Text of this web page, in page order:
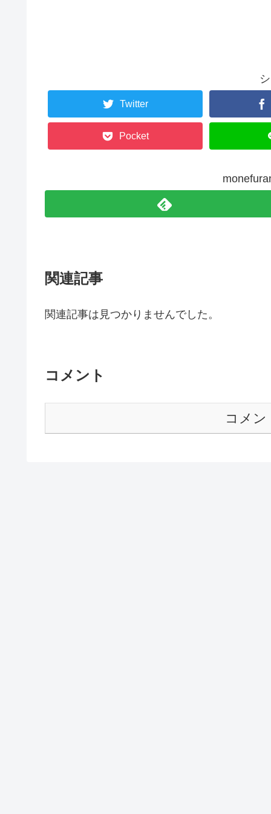
Twitter
Pocket
関連記事
関連記事は見つかりませんでした。
コメント
コメン